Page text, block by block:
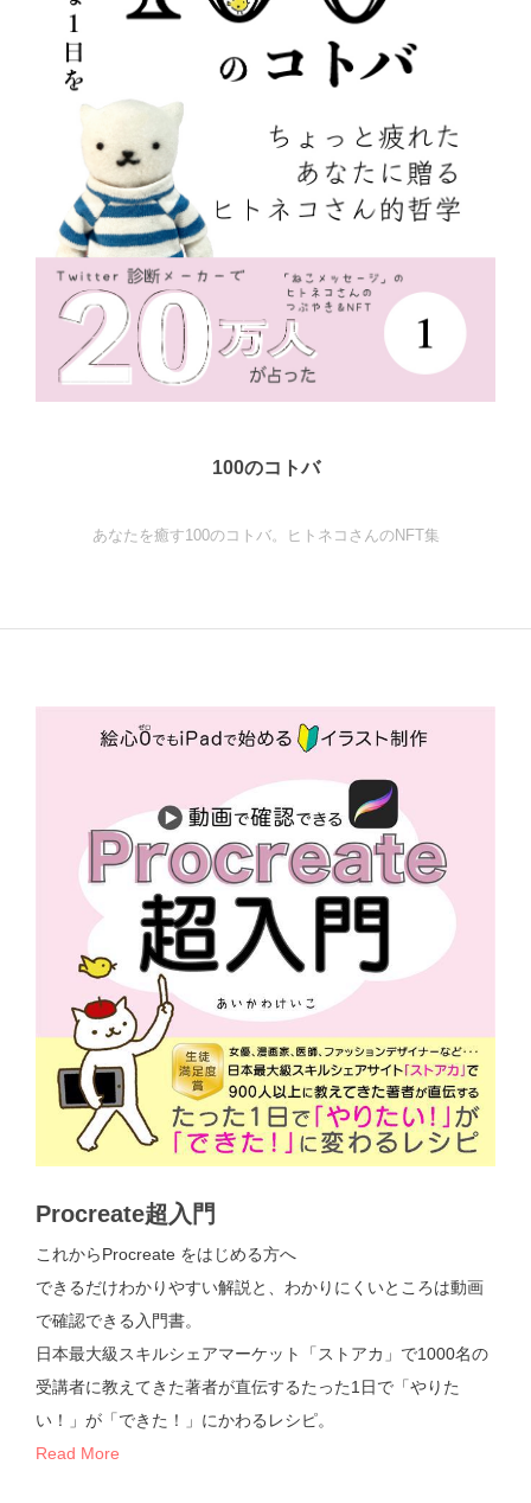
100のコトバ
あなたを癒す100のコトバ。ヒトネコさんのNFT集
Procreate超入門
これからProcreate をはじめる方へ
できるだけわかりやすい解説と、わかりにくいところは動画
で確認できる入門書。
日本最大級スキルシェアマーケット「ストアカ」で1000名の
受講者に教えてきた著者が直伝するたった1日で「やりた
い！」が「できた！」にかわるレシピ。
Read More